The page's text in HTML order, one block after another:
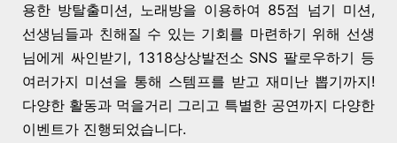
용한 방탈출미션, 노래방을 이용하여 85점 넘기 미션,
선생님들과 친해질 수 있는 기회를 마련하기 위해 선생
님에게 싸인받기, 1318상상발전소 SNS 팔로우하기 등
여러가지 미션을 통해 스템프를 받고 재미난 뽑기까지!
다양한 활동과 먹을거리 그리고 특별한 공연까지 다양한
이벤트가 진행되었습니다.